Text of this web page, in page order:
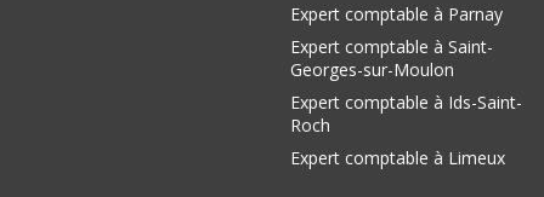
Expert comptable à Parnay
Expert comptable à Saint-
Georges-sur-Moulon
Expert comptable à Ids-Saint-
Roch
Expert comptable à Limeux